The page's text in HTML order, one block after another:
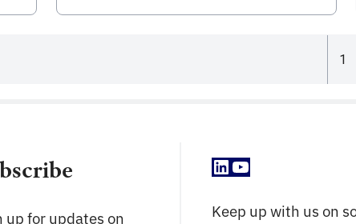
up for updates on
LinkedIn
YouTube
Keep up with us on